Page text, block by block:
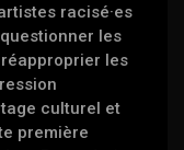
racisé·es
les
les
culturel et
première